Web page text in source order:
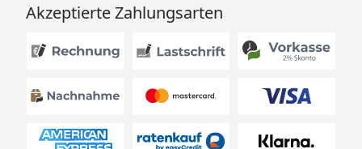
Akzeptierte Zahlungsarten